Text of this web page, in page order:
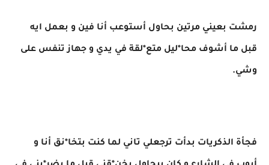
رمشت بعيني مرتين بحاول أستوعب أنا فين و بعمل ايه
قبل ما أشوف محا*ليل متع*لقة في يدي و جهاز تنفس على
وشي.
فجأة الذكريات بدأت ترجعلي تاني لما كنت بتخا*نق أنا و